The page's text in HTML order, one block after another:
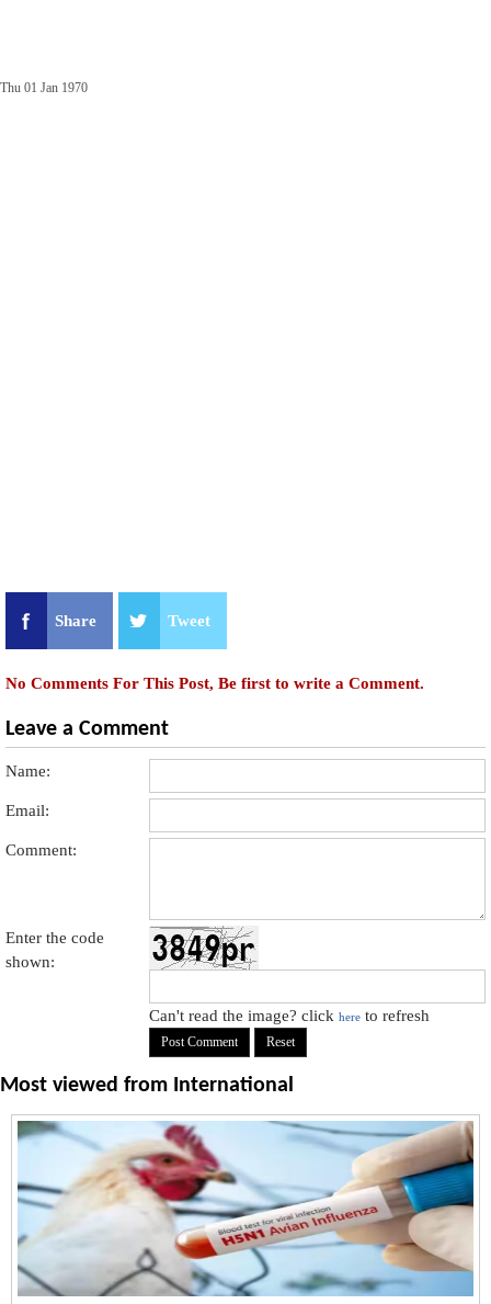
Thu 01 Jan 1970
Share Tweet
No Comments For This Post, Be first to write a Comment.
Leave a Comment
Name:
Email:
Comment:
Enter the code
shown:
Can't read the image? clickhere to refresh
Most viewed from International